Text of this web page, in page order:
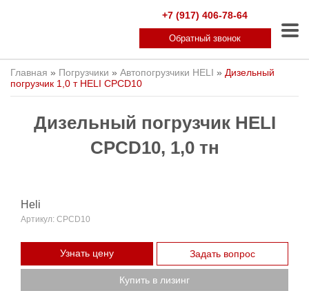
+7 (917) 406-78-64
Обратный звонок
Главная » Погрузчики » Автопогрузчики HELI » Дизельный
погрузчик 1,0 т HELI CPCD10
Дизельный погрузчик HELI
CPCD10, 1,0 тн
Heli
Артикул: CPСD10
Узнать цену Задать вопрос
Купить в лизинг